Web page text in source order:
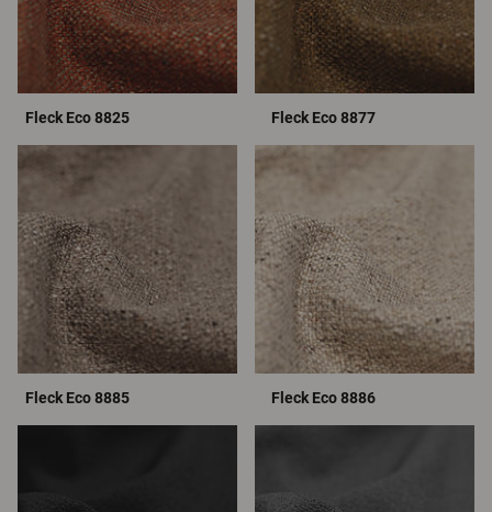
Fleck Eco 8825 Fleck Eco 8877
Fleck Eco 8885 Fleck Eco 8886